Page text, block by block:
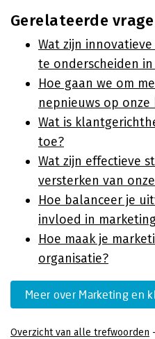
Gerelateerde
Wat zijn
te onderscheiden
Hoe gaan we om
nepnieuws op
Wat is
toe?
Wat zijn effectieve
versterken van
Hoe balanceer je
invloed in
Hoe maak je
organisatie?
Meer over Marketing en
Overzicht van alle trefwoorden -